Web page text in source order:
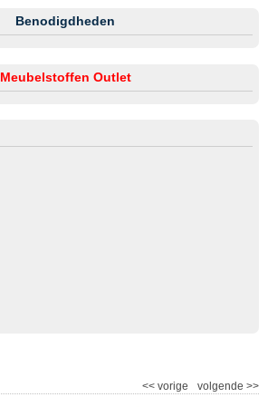
Benodigdheden
Meubelstoffen Outlet
volgende >>
<< vorige